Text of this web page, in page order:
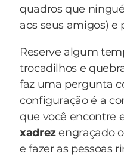
quadros que
aos seus amigos) e
Reserve algum
trocadilhos e
faz uma pergunta
configuração é a
que você encontre
xadrezengraçado
e fazer as pessoas